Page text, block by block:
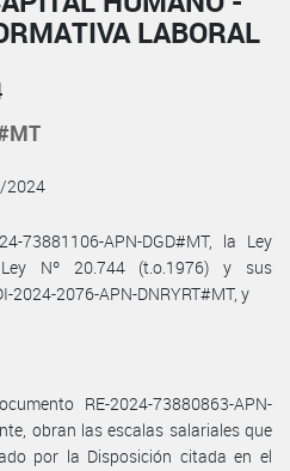
LABORAL
2024
73881106-APN-DGD#MT, la Ley
Nº 20.744 (t.o.1976) y sus
2024-2076-APN-DNRYRT#MT, y
RE-2024-73880863-APN-
obran las escalas salariales que
por la Disposición citada en el